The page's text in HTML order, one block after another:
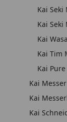
Kai
Kai Seki
Kai
Kai Tim
Kai
Kai Messer
Kai
Kai